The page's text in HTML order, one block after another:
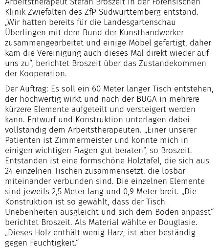
Klinik Zwiefalten des ZfP Südwürttemberg entstand.
„Wir hatten bereits für die Landesgartenschau
Überlingen mit dem Bund der Kunsthandwerker
zusammengearbeitet und einige Möbel gefertigt, daher
kam die Vereinigung auch dieses Mal direkt wieder auf
uns zu“, berichtet Broszeit über das Zustandekommen
der Kooperation.
Der Auftrag: Es soll ein 60 Meter langer Tisch entstehen,
der hochwertig wirkt und nach der BUGA in mehrere
kürzere Elemente aufgeteilt und versteigert werden
kann. Entwurf und Konstruktion unterlagen dabei
vollständig dem Arbeitstherapeuten. „Einer unserer
Patienten ist Zimmermeister und konnte mich in
einigen wichtigen Fragen gut beraten“, so Broszeit.
Entstanden ist eine formschöne Holztafel, die sich aus
24 einzelnen Tischen zusammensetzt, die lösbar
miteinander verbunden sind. Die einzelnen Elemente
sind jeweils 2,5 Meter lang und 0,9 Meter breit. „Die
Konstruktion ist so gewählt, dass der Tisch
Unebenheiten ausgleicht und sich dem Boden anpasst“
berichtet Broszeit. Als Material wählte er Douglasie.
„Dieses Holz enthält wenig Harz, ist aber beständig
gegen Feuchtigkeit.“